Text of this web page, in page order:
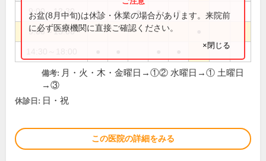
9:00～12:30 ● ● ● ● ●
9:00～13:00
お盆(8月中旬)は休診・休業の場合があります。来院前
に必ず医療機関に直接ご確認ください。
×閉じる
備考: 月・火・木・金曜日→①② 水曜日→① 土曜日
→③
休診日: 日・祝
この医院の詳細をみる